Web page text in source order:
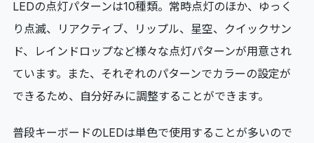
LEDの点灯パターンは10種類。常時点灯のほか、ゆっく
り点滅、リアクティブ、リップル、星空、クイックサン
ド、レインドロップなど様々な点灯パターンが用意され
ています。また、それぞれのパターンでカラーの設定が
できるため、自分好みに調整することができます。
普段キーボードのLEDは単色で使用することが多いので